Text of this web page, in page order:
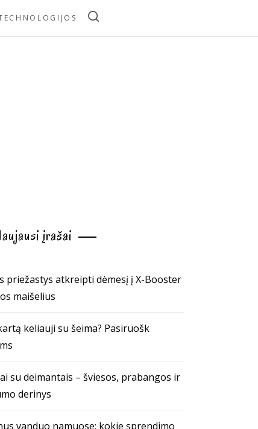
įrašai
priežastys atkreipti dėmesį į X-Booster
maišelius
keliauji su šeima? Pasiruošk
su deimantais – šviesos, prabangos ir
derinys
vanduo namuose: kokie sprendimo